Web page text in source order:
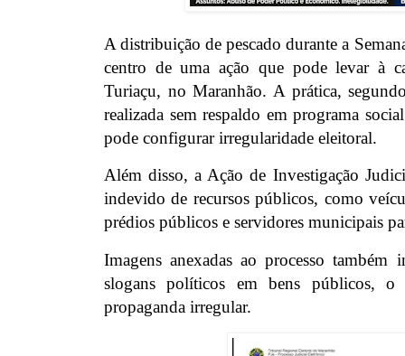
A distribuição de pescado durante a
centro de uma ação que pode levar à
Turiaçu, no Maranhão. A prática,
realizada sem respaldo em programa
pode configurar irregularidade eleitoral.
Além disso, a Ação de Investigação
indevido de recursos públicos, como
prédios públicos e servidores municipais
Imagens anexadas ao processo também
slogans políticos em bens públicos, o
propaganda irregular.